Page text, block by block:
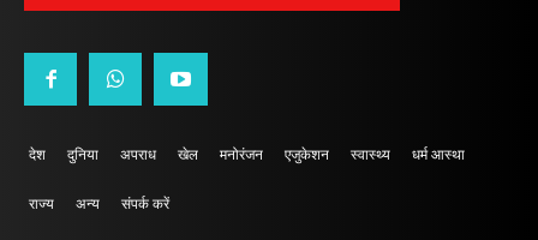
देश दुनिया अपराध खेल मनोरंजन एजुकेशन स्वास्थ्य धर्म आस्था
राज्य अन्य संपर्क करें